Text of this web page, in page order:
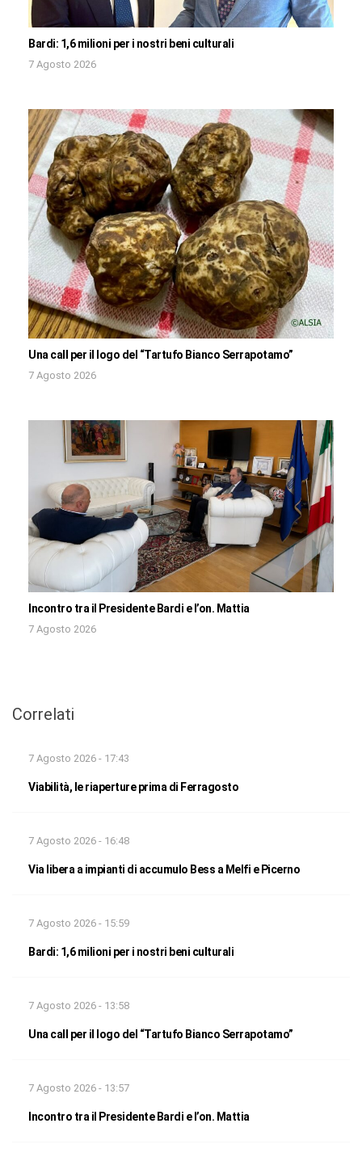
Bardi: 1,6 milioni per i nostri beni culturali
7 Agosto 2026
Una call per il logo del “Tartufo Bianco Serrapotamo”
7 Agosto 2026
Incontro tra il Presidente Bardi e l’on. Mattia
7 Agosto 2026
Correlati
7 Agosto 2026 - 17:43
Viabilità, le riaperture prima di Ferragosto
7 Agosto 2026 - 16:48
Via libera a impianti di accumulo Bess a Melfi e Picerno
7 Agosto 2026 - 15:59
Bardi: 1,6 milioni per i nostri beni culturali
7 Agosto 2026 - 13:58
Una call per il logo del “Tartufo Bianco Serrapotamo”
7 Agosto 2026 - 13:57
Incontro tra il Presidente Bardi e l’on. Mattia